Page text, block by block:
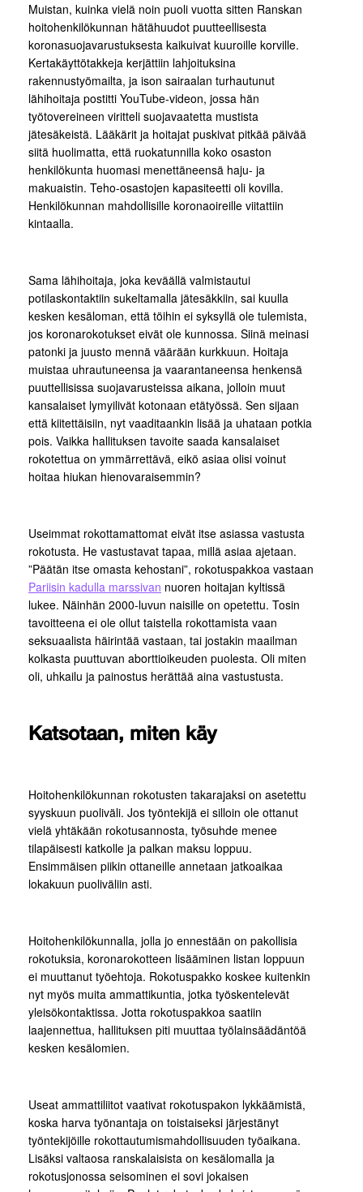
Muistan, kuinka vielä noin puoli vuotta sitten Ranskan
hoitohenkilökunnan hätähuudot puutteellisesta
koronasuojavarustuksesta kaikuivat kuuroille korville.
Kertakäyttötakkeja kerjättiin lahjoituksina
rakennustyömailta, ja ison sairaalan turhautunut
lähihoitaja postitti YouTube-videon, jossa hän
työtovereineen viritteli suojavaatetta mustista
jätesäkeistä. Lääkärit ja hoitajat puskivat pitkää päivää
siitä huolimatta, että ruokatunnilla koko osaston
henkilökunta huomasi menettäneensä haju- ja
makuaistin. Teho-osastojen kapasiteetti oli kovilla.
Henkilökunnan mahdollisille koronaoireille viitattiin
kintaalla.
Sama lähihoitaja, joka keväällä valmistautui
potilaskontaktiin sukeltamalla jätesäkkiin, sai kuulla
kesken kesäloman, että töihin ei syksyllä ole tulemista,
jos koronarokotukset eivät ole kunnossa. Siinä meinasi
patonki ja juusto mennä väärään kurkkuun. Hoitaja
muistaa uhrautuneensa ja vaarantaneensa henkensä
puuttellisissa suojavarusteissa aikana, jolloin muut
kansalaiset lymyilivät kotonaan etätyössä. Sen sijaan
että kiitettäisiin, nyt vaaditaankin lisää ja uhataan potkia
pois. Vaikka hallituksen tavoite saada kansalaiset
rokotettua on ymmärrettävä, eikö asiaa olisi voinut
hoitaa hiukan hienovaraisemmin?
Useimmat rokottamattomat eivät itse asiassa vastusta
rokotusta. He vastustavat tapaa, millä asiaa ajetaan.
”Päätän itse omasta kehostani”, rokotuspakkoa vastaan
Pariisin kadulla marssivan nuoren hoitajan kyltissä
lukee. Näinhän 2000-luvun naisille on opetettu. Tosin
tavoitteena ei ole ollut taistella rokottamista vaan
seksuaalista häirintää vastaan, tai jostakin maailman
kolkasta puuttuvan aborttioikeuden puolesta. Oli miten
oli, uhkailu ja painostus herättää aina vastustusta.
Katsotaan, miten käy
Hoitohenkilökunnan rokotusten takarajaksi on asetettu
syyskuun puoliväli. Jos työntekijä ei silloin ole ottanut
vielä yhtäkään rokotusannosta, työsuhde menee
tilapäisesti katkolle ja palkan maksu loppuu.
Ensimmäisen piikin ottaneille annetaan jatkoaikaa
lokakuun puoliväliin asti.
Hoitohenkilökunnalla, jolla jo ennestään on pakollisia
rokotuksia, koronarokotteen lisääminen listan loppuun
ei muuttanut työehtoja. Rokotuspakko koskee kuitenkin
nyt myös muita ammattikuntia, jotka työskentelevät
yleisökontaktissa. Jotta rokotuspakkoa saatiin
laajennettua, hallituksen piti muuttaa työlainsäädäntöä
kesken kesälomien.
Useat ammattiliitot vaativat rokotuspakon lykkäämistä,
koska harva työnantaja on toistaiseksi järjestänyt
työntekijöille rokottautumismahdollisuuden työaikana.
Lisäksi valtaosa ranskalaisista on kesälomalla ja
rokotusjonossa seisominen ei sovi jokaisen